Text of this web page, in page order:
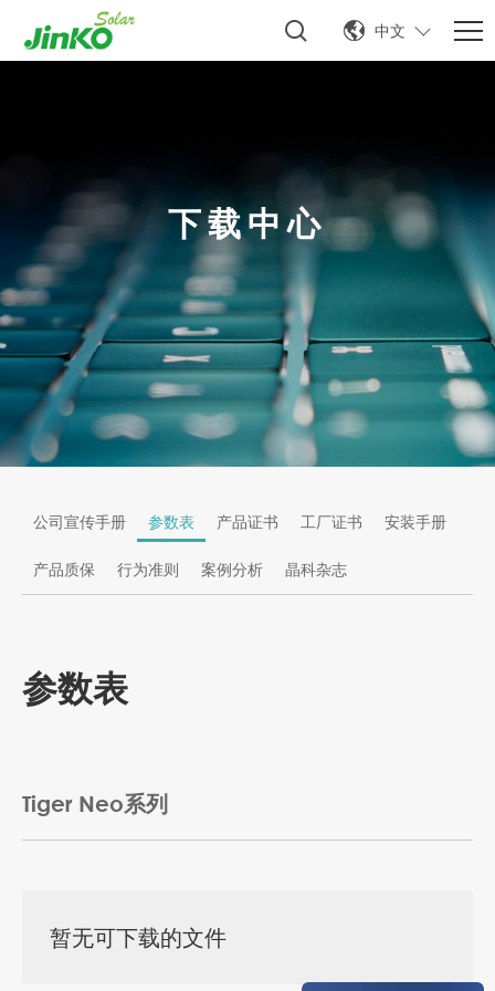
中文
下载中心
公司宣传手册 参数表 产品证书 工厂证书 安装手册
产品质保 行为准则 案例分析 晶科杂志
参数表
Tiger Neo系列
暂无可下载的文件